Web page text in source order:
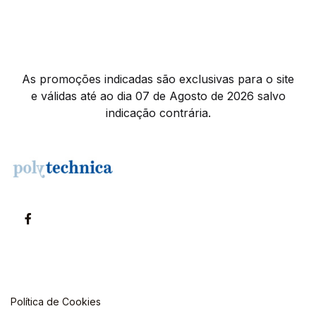
As promoções indicadas são exclusivas para o site
e válidas até ao dia 07 de Agosto de 2026 salvo
indicação contrária.
Política de Cookies